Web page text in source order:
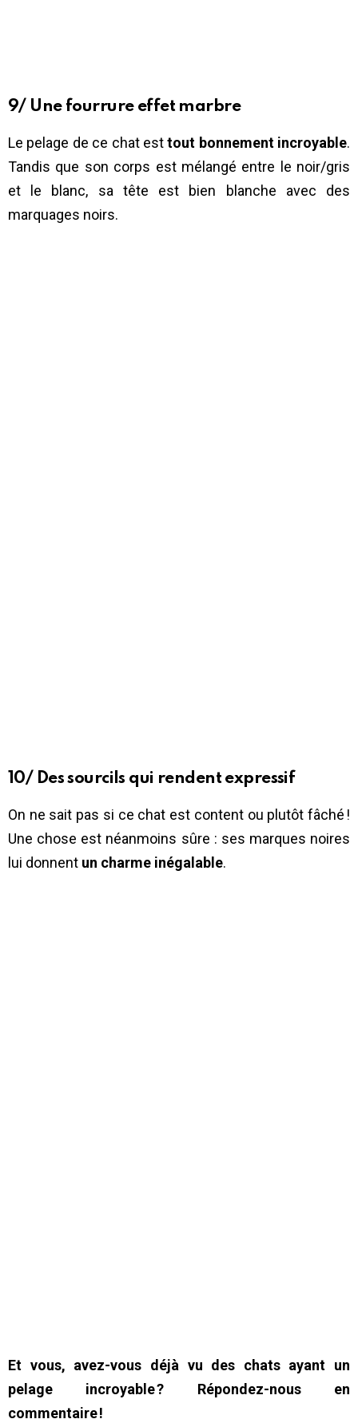
9/ Une fourrure effet marbre
Le pelage de ce chat esttout bonnement incroyable.
Tandis que son corps est mélangé entre le noir/gris
et le blanc, sa tête est bien blanche avec des
marquages noirs.
10/ Des sourcils qui rendent expressif
On ne sait pas si ce chat est content ou plutôt fâché !
Une chose est néanmoins sûre : ses marques noires
lui donnent un charme inégalable.
Et vous, avez-vous déjà vu des chats ayant un
pelage incroyable ? Répondez-nous en
commentaire !